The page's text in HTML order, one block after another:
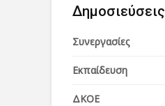
Δημοσιεύσεις
Συνεργασίες
Εκπαίδευση
ΔΚΟΕ